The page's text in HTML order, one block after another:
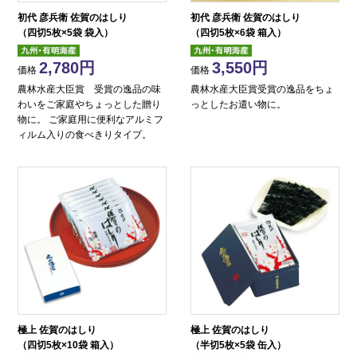
初代 彦兵衛 佐賀のはしり
（四切5枚×5袋 袋入）
価格 2,780
農林水産大臣賞 受賞の逸品の味
わいをご家庭やちょっとした贈り
物に。 ご家庭用に便利なアルミフ
ィルム入りの食べきりタイプ。
初代 彦兵衛 佐賀のはしり
（四切5枚×6袋 箱入）
価格 3,550
農林水産大臣賞受賞の逸品をちょ
っとしたお遣い物に。
極上 佐賀のはしり
（四切5枚×10袋 箱入）
極上 佐賀のはしり
（半切5枚×5袋 缶入）